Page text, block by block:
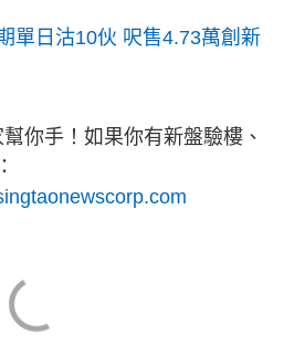
單日沽10伙 呎售4.73萬創新
你手！如果你有新盤驗樓、